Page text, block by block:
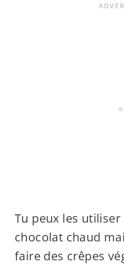
Tu peux les
chocolat chaud
faire des crêpes